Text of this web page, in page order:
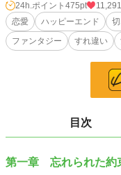
相手は幼馴染ジーク・フォン
ローズの称号を賜る名門一族
幼いころの約束を信じ、いつ
好きになってもらえるように
それに気づいてから、メル
のだが、思っていたようには
24h.ポイント 475pt
11,291
恋愛
ハッピーエンド
ファンタジー
すれ違い
目次
第一章 忘れられた約